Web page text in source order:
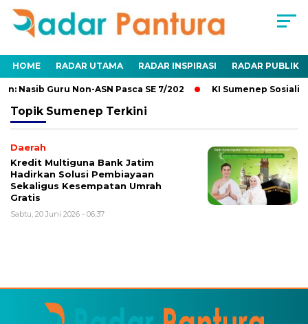
HOME RADAR UTAMA RADAR INSPIRASI RADAR PUBLIK
Nasib Guru Non-ASN Pasca SE 7/202 KI Sumenep
Topik Sumenep Terkini
Daerah
Kredit Multiguna Bank Jatim
Hadirkan Solusi Pembiayaan
Sekaligus Kesempatan Umrah
Gratis
Sabtu, 20 Juni 2026 - 06:37